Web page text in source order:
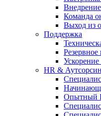
Команда
Выход из
Поддержка
Резервное
Ускорение
HR &
Опытный